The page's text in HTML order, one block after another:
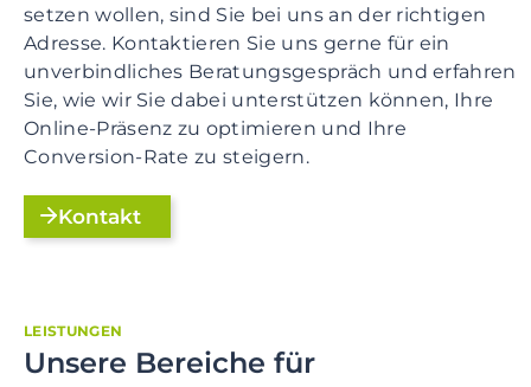
setzen wollen, sind Sie bei uns an der richtigen
Adresse. Kontaktieren Sie uns gerne für ein
unverbindliches Beratungsgespräch und erfahren
Sie, wie wir Sie dabei unterstützen können, Ihre
Online-Präsenz zu optimieren und Ihre
Conversion-Rate zu steigern.
Kontakt
LEISTUNGEN
Unsere Bereiche für